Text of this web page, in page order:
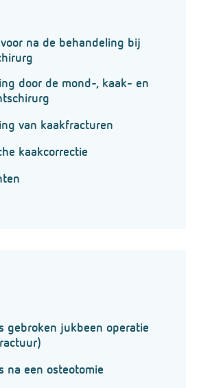
na de behandeling bij
door de mond-, kaak- en
van kaakfracturen
kaakcorrectie
gebroken jukbeen operatie
na een osteotomie